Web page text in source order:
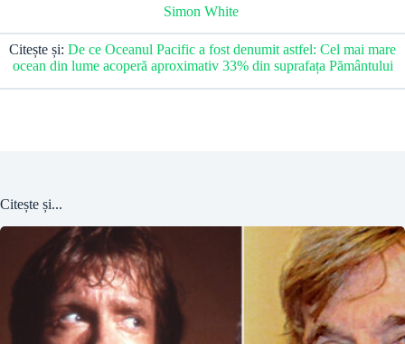
Simon White
Citește și: De ce Oceanul Pacific a fost denumit astfel: Cel mai mare
ocean din lume acoperă aproximativ 33% din suprafața Pământului
Citește și...